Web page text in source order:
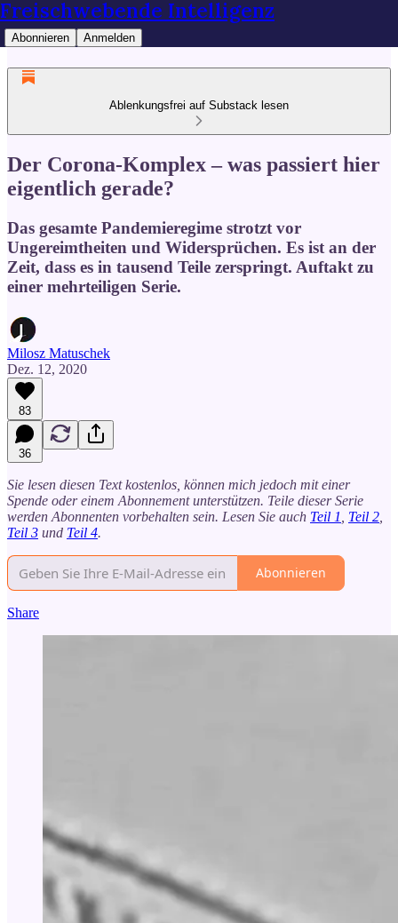
Freischwebende Intelligenz
Abonnieren Anmelden
Ablenkungsfrei auf Substack lesen
Der Corona-Komplex – was passiert hier
eigentlich gerade?
Das gesamte Pandemieregime strotzt vor
Ungereimtheiten und Widersprüchen. Es ist an der
Zeit, dass es in tausend Teile zerspringt. Auftakt zu
einer mehrteiligen Serie.
Milosz Matuschek
Dez. 12, 2020
83
36
Sie lesen diesen Text kostenlos, können mich jedoch mit einer
Spende oder einem Abonnement unterstützen. Teile dieser Serie
werden Abonnenten vorbehalten sein. Lesen Sie auch Teil 1 Teil 2
Teil 3 und Teil 4.
Abonnieren
Share